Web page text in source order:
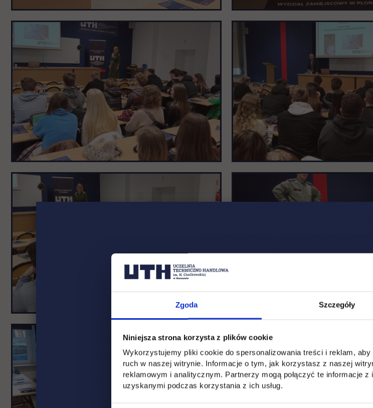
Zgoda Szczegóły
Niniejsza strona korzysta z plików cookie
Wykorzystujemy pliki cookie do spersonalizowania treści i reklam,
ruch w naszej witrynie. Informacje o tym, jak korzystasz z naszej
reklamowym i analitycznym. Partnerzy mogą połączyć te informacje
uzyskanymi podczas korzystania z ich usług.